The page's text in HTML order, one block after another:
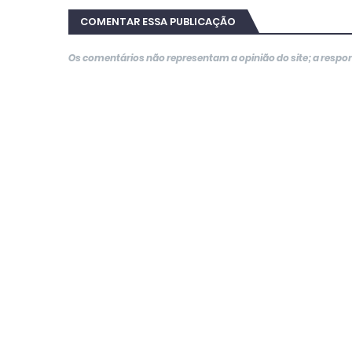
COMENTAR ESSA PUBLICAÇÃO
Os comentários não representam a opinião do site; a